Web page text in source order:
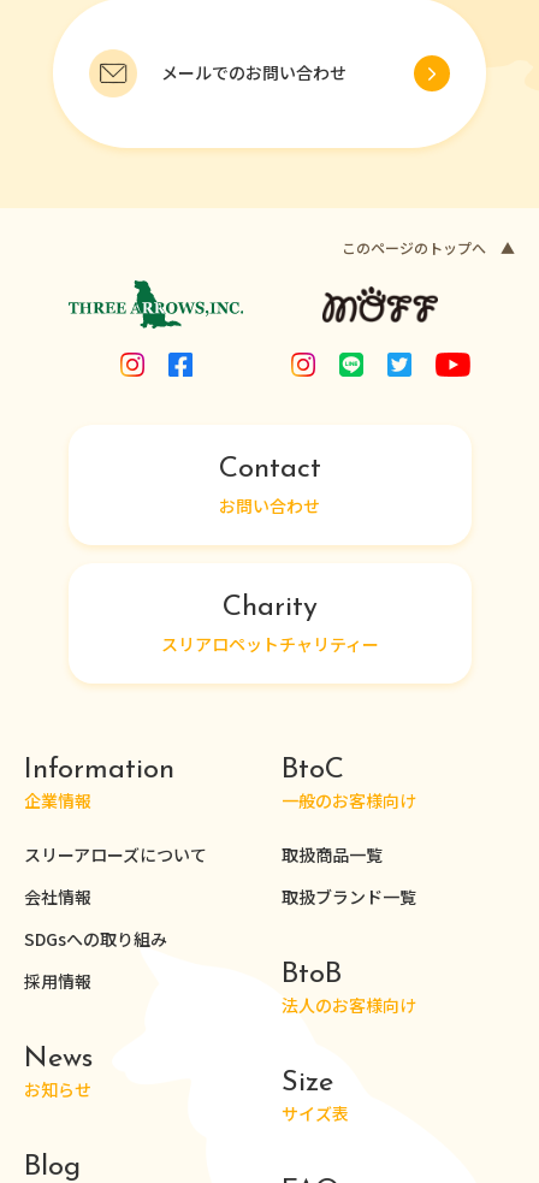
メールでのお問い合わせ
Contact
お問い合わせ
Charity
スリアロペットチャリティー
Information
企業情報
スリーアローズについて
会社情報
SDGsへの取り組み
採用情報
News
お知らせ
Blog
BtoC
一般のお客様向け
取扱商品一覧
取扱ブランド一覧
BtoB
法人のお客様向け
Size
サイズ表
このページのトップへ ▲